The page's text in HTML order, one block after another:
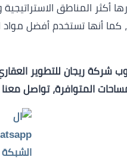
أكثر المناطق
كما أنها تستخدم أفضل مواد
شركة ريجان للتطوير
المتوافرة، تواصل معنا